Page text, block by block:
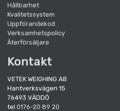
Hållbarhet
Kvalitetssystem
Uppförandekod
Verksamhetspolicy
Återförsäljare
Kontakt
VETEK WEIGHING AB
Hantverksvägen 15
76493 VÄDDÖ
tel 0176-20 89 20